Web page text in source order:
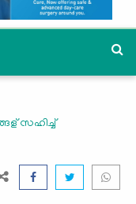
സഹിച്ച്